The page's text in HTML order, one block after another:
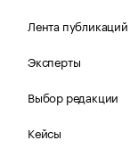
Лента публикаций
Эксперты
Выбор редакции
Кейсы